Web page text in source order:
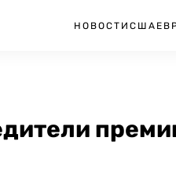
НОВОСТИ США